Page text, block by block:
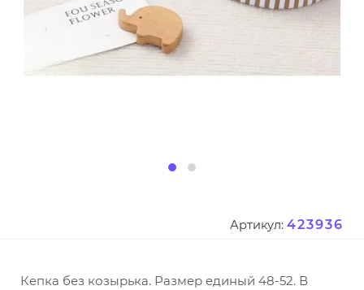
Артикул: 423936
Кепка без козырька. Размер единый 48-52. В